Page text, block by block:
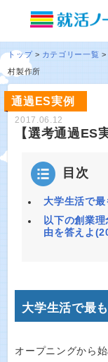
トップ カテゴリー一覧
村製作所
通過ES実例
2017.06.12
【選考通過ES
目次
大学生活で
以下の創業
由を答えよ
大学生活で最
オープニングから